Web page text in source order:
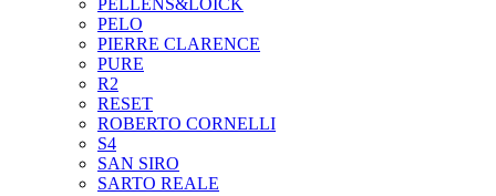
PELLENS&LOICK
PELO
PIERRE CLARENCE
PURE
R2
RESET
ROBERTO CORNELLI
S4
SAN SIRO
SARTO REALE